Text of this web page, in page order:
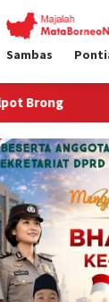
Sambas
Wagub